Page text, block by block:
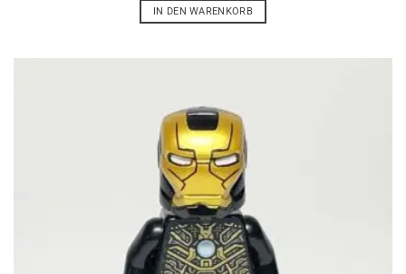
IN DEN WARENKORB